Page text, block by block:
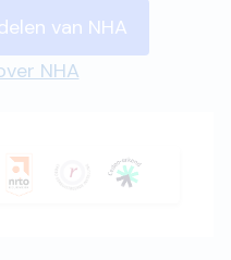
van NHA
NHA